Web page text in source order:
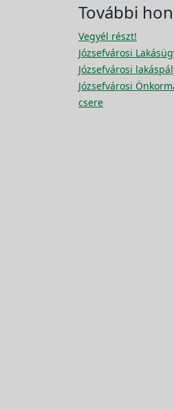
További
Vegyél részt!
Józsefvárosi
Józsefvárosi
Józsefvárosi
csere